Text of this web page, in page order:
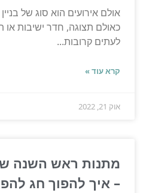
אולם אירועים הוא סוג של
כאולם תצוגה, חדר ישיבות
לעתים קרובות...
קרא עוד »
אוק 21, 2022
מתנות ראש השנה
– איך להפוך חג